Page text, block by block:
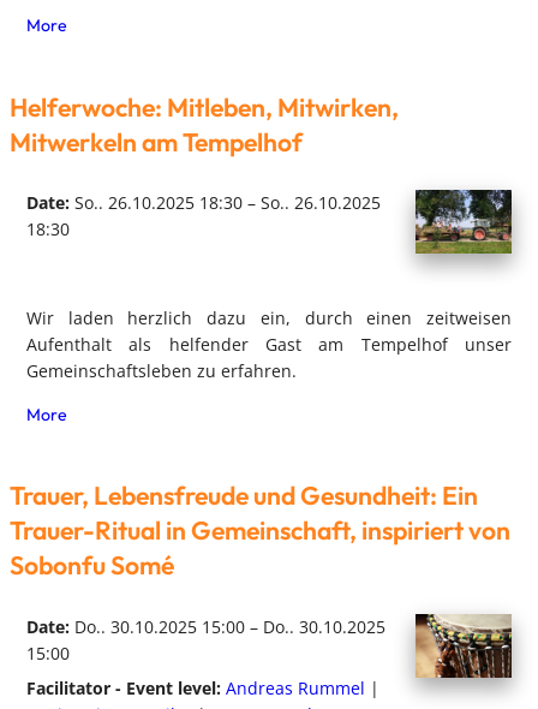
More
Helferwoche: Mitleben, Mitwirken,
Mitwerkeln am Tempelhof
Date:So.. 26.10.2025 18:30 – So.. 26.10.2025
18:30
Wir laden herzlich dazu ein, durch einen zeitweisen
Aufenthalt als helfender Gast am Tempelhof unser
Gemeinschaftsleben zu erfahren.
More
Trauer, Lebensfreude und Gesundheit: Ein
Trauer-Ritual in Gemeinschaft, inspiriert von
Sobonfu Somé
Date: Do.. 30.10.2025 15:00 – Do.. 30.10.2025
15:00
Facilitator - Event level:Andreas Rummel |